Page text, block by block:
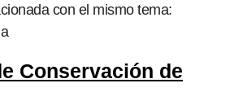
con el mismo tema:
Conservación de